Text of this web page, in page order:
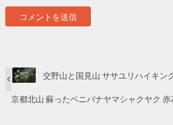
交野山と国見山 ササユリハイキン
京都北山 蘇ったベニバナヤマシャクヤク